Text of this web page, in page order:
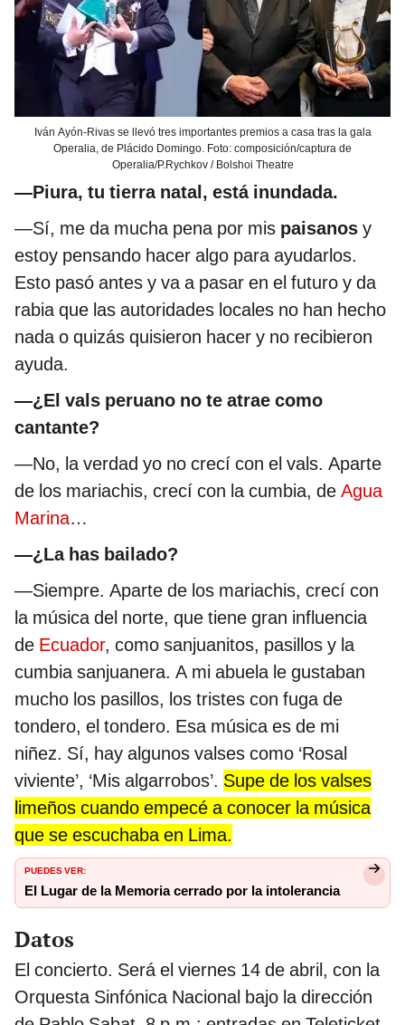
Iván Ayón-Rivas se llevó tres importantes premios a casa tras la gala
Operalia, de Plácido Domingo. Foto: composición/captura de
Operalia/P.Rychkov / Bolshoi Theatre
—Piura, tu tierra natal, está inundada.
—Sí, me da mucha pena por mis paisanos y
estoy pensando hacer algo para ayudarlos.
Esto pasó antes y va a pasar en el futuro y da
rabia que las autoridades locales no han hecho
nada o quizás quisieron hacer y no recibieron
ayuda.
—¿El vals peruano no te atrae como
cantante?
—No, la verdad yo no crecí con el vals. Aparte
de los mariachis, crecí con la cumbia, de Agua
Marina…
—¿La has bailado?
—Siempre. Aparte de los mariachis, crecí con
la música del norte, que tiene gran influencia
de Ecuador, como sanjuanitos, pasillos y la
cumbia sanjuanera. A mi abuela le gustaban
mucho los pasillos, los tristes con fuga de
tondero, el tondero. Esa música es de mi
niñez. Sí, hay algunos valses como ‘Rosal
viviente’, ‘Mis algarrobos’. Supe de los valses
limeños cuando empecé a conocer la música
que se escuchaba en Lima.
PUEDES VER:
El Lugar de la Memoria cerrado por la intolerancia
Datos
El concierto. Será el viernes 14 de abril, con la
Orquesta Sinfónica Nacional bajo la dirección